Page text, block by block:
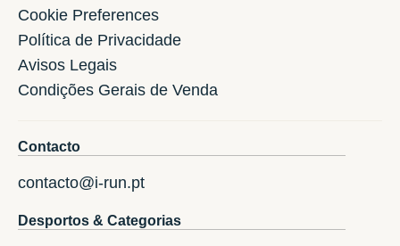
Cookie Preferences
Política de Privacidade
Avisos Legais
Condições Gerais de Venda
Contacto
contacto@i-run.pt
Desportos & Categorias